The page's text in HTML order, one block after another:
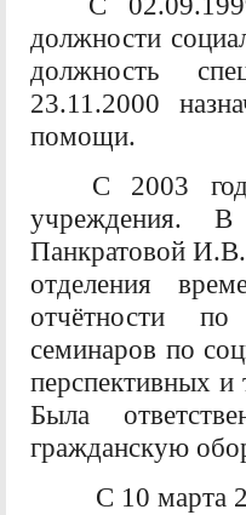
должности
должность
23.11.2000
помощи.
С 2003
учреждения. В
Панкратовой
отделения
отчётности по
семинаров по
перспективных и
Была
гражданскую
С 10 марта